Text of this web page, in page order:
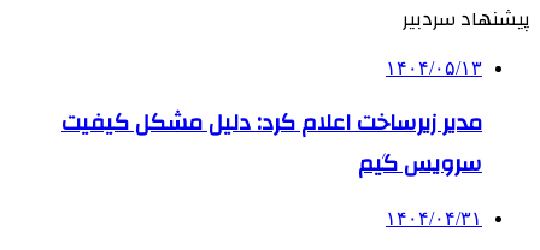
پیشنهاد سردبیر
۱۴۰۴/۰۵/۱۳
مدیر زیرساخت اعلام کرد: دلیل مشکل کیفیت
سرویس گیم
۱۴۰۴/۰۴/۳۱